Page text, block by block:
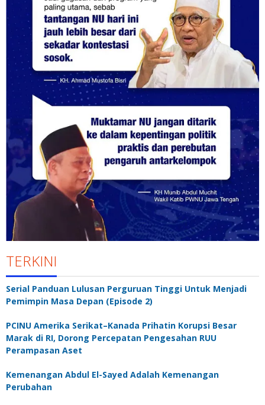
TERKINI
Serial Panduan Lulusan Perguruan Tinggi Untuk Menjadi
Pemimpin Masa Depan (Episode 2)
PCINU Amerika Serikat–Kanada Prihatin Korupsi Besar
Marak di RI, Dorong Percepatan Pengesahan RUU
Perampasan Aset
Kemenangan Abdul El-Sayed Adalah Kemenangan
Perubahan